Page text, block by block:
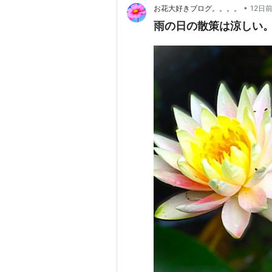
お花大好きブログ。。。。 • 12日前
雨の日の散策は涼しい